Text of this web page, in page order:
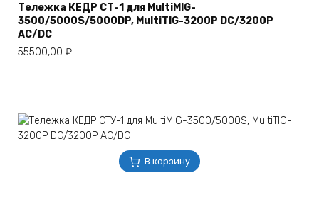
Тележка КЕДР СТ-1 для MultiMIG-
3500/5000S/5000DP, MultiTIG-3200P DC/3200P
AC/DC
55500,00 ₽
В корзину